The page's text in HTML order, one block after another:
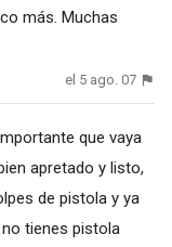
más. Muchas
el 5 ago. 07
que vaya
apretado y listo,
de pistola y ya
tienes pistola